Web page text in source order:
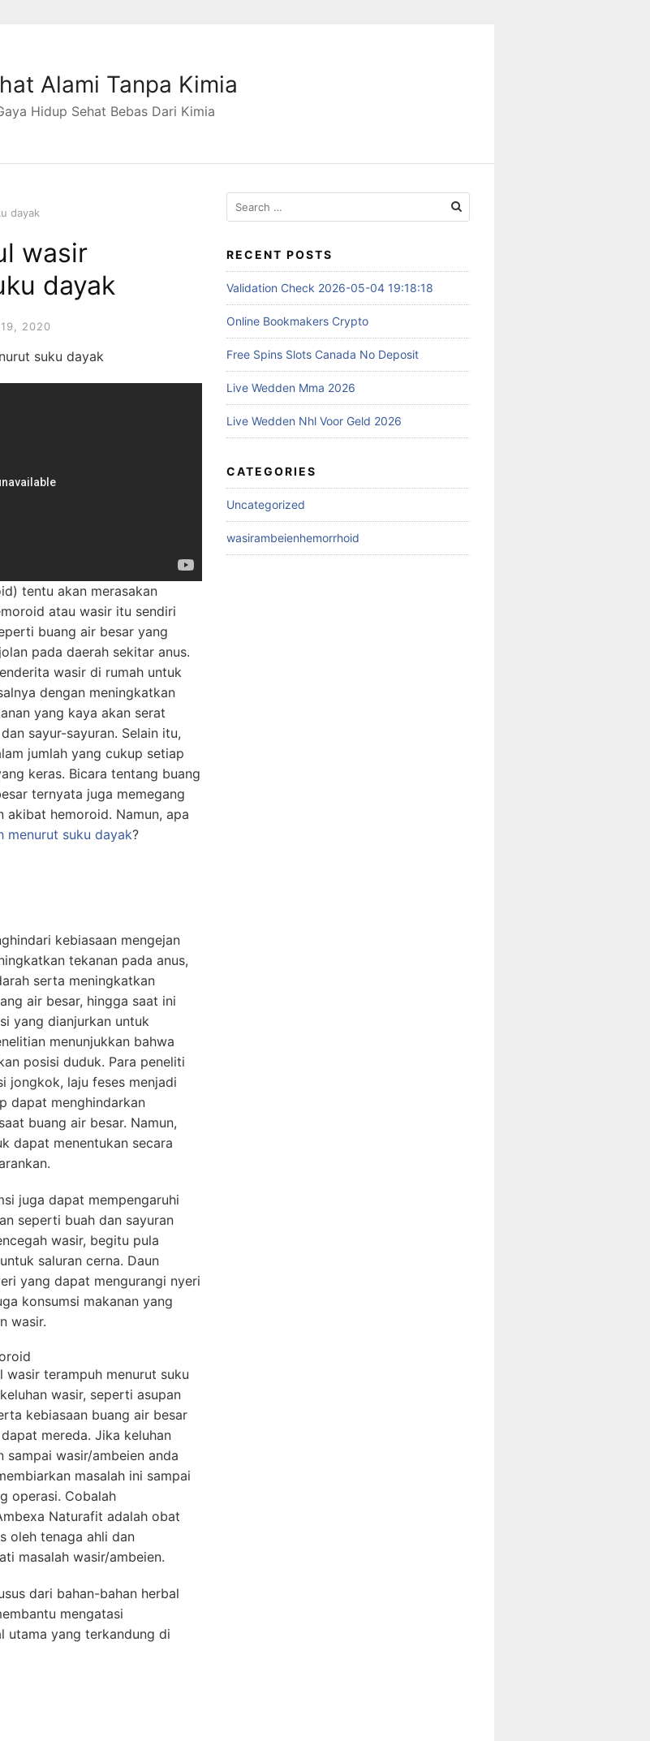
Alami Tanpa Kimia
Hidup Sehat Bebas Dari Kimia
dayak
wasir
dayak
19, 2020
suku dayak
tentu akan merasakan
atau wasir itu sendiri
buang air besar yang
pada daerah sekitar anus.
wasir di rumah untuk
dengan meningkatkan
yang kaya akan serat
sayur-sayuran. Selain itu,
jumlah yang cukup setiap
keras. Bicara tentang buang
ternyata juga memegang
akibat hemoroid. Namun, apa
menurut suku dayak?
kebiasaan mengejan
tekanan pada anus,
serta meningkatkan
air besar, hingga saat ini
yang dianjurkan untuk
menunjukkan bahwa
posisi duduk. Para peneliti
jongkok, laju feses menjadi
dapat menghindarkan
buang air besar. Namun,
dapat menentukan secara
juga dapat mempengaruhi
seperti buah dan sayuran
wasir, begitu pula
saluran cerna. Daun
yang dapat mengurangi nyeri
konsumsi makanan yang
wasir.
terampuh menurut suku
wasir, seperti asupan
kebiasaan buang air besar
mereda. Jika keluhan
sampai wasir/ambeien anda
masalah ini sampai
operasi. Cobalah
Naturafit adalah obat
oleh tenaga ahli dan
masalah wasir/ambeien.
dari bahan-bahan herbal
mengatasi
utama yang terkandung di
e
r
c
h
f
o
:
RECENT POSTS
Validation Check 2026-05-04 19:18:18
Online Bookmakers Crypto
Free Spins Slots Canada No Deposit
Live Wedden Mma 2026
Live Wedden Nhl Voor Geld 2026
CATEGORIES
Uncategorized
wasirambeienhemorrhoid